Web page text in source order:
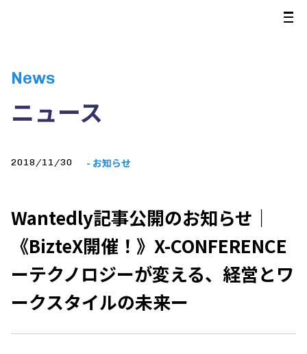
News
ニュース
2018/11/30 - お知らせ
Wantedly記事公開のお知らせ｜
《BizteX開催！》X-CONFERENCE
ーテクノロジーが変える、経営とワ
ークスタイルの未来ー